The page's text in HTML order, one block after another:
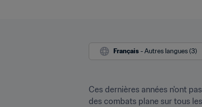
Français - Autres langues (3)
Ces dernières années n'ont
des combats plane sur tous